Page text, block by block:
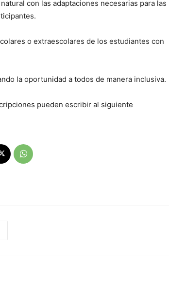
con las adaptaciones necesarias para las
o extraescolares de los estudiantes con
la oportunidad a todos de manera inclusiva.
pueden escribir al siguiente